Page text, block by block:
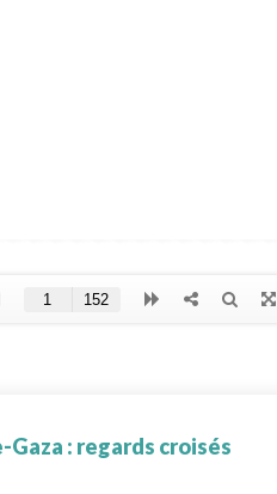
Gaza : regards croisés